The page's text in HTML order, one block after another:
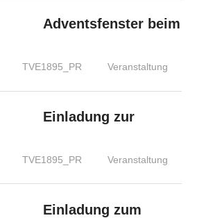
Adventsfenster beim
TVE1895_PR Veranstaltung
Einladung zur
TVE1895_PR Veranstaltung
Einladung zum